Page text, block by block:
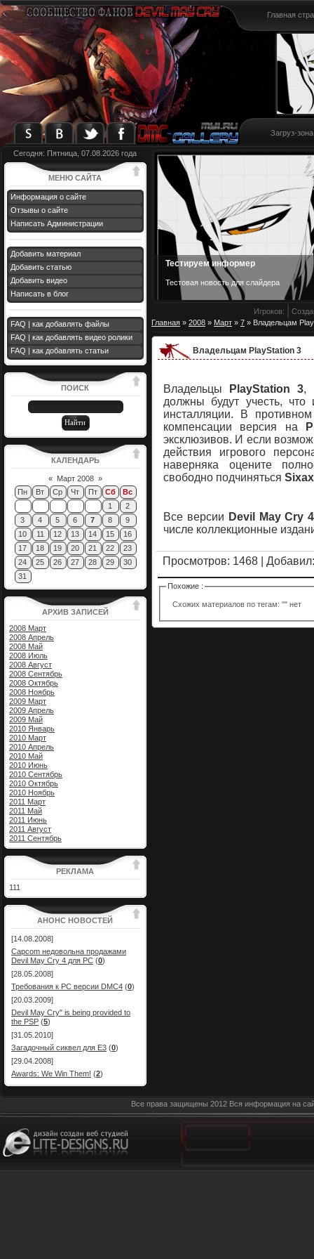
Главная
Загруз-зона
Тестируем информер
Тестовая новость для слайдера
Игроков:
Главная » 2008 » Март » 7 » Владельцам
Владельцам PlayStation 3
Владельцы PlayStation 3,
должны будут учесть, что
инсталляции. В
компенсации версия на
эксклюзивов. И если
действия игрового
наверняка оцените
свободно подчиняться
Все версии Devil May Cry 4
числе коллекционные
Просмотров: 1468 | Добавил
Похожие :
Схожих материалов по тегам: "" нет
Сегодня: Пятница, 07.08.2026 года
МЕНЮ САЙТА
Информация о сайте
Отзывы о сайте
Написать Администрации
Добавить материал
Добавить статью
Добавить видео
Написать в блог
FAQ | как добавлять файлы
FAQ | как добавлять видео ролики
FAQ | как добавлять статьи
ПОИСК
КАЛЕНДАРЬ
« Март 2008 »
Пн
Вт Ср Чт Пт Сб
Вс
1
2
3
4 5 6 7 8
9
10
11 12 13 14 15
16
17
18 19 20 21 22
23
24
25 26 27 28 29
30
31
АРХИВ ЗАПИСЕЙ
2008 Март
2008 Апрель
2008 Май
2008 Июль
2008 Август
2008 Сентябрь
2008 Октябрь
2008 Ноябрь
2009 Март
2009 Апрель
2009 Май
2010 Январь
2010 Март
2010 Апрель
2010 Май
2010 Июнь
2010 Сентябрь
2010 Октябрь
2010 Ноябрь
2011 Март
2011 Май
2011 Июнь
2011 Август
2011 Сентябрь
РЕКЛАМА
111
АНОНС НОВОСТЕЙ
[14.08.2008]
Capcom недовольна продажами
Devil May Cry 4 для PC (0)
[28.05.2008]
Требования к PC версии DMC4 (0)
[20.03.2009]
Devil May Cry" is being provided to
the PSP (5)
[31.05.2010]
Загадочный сиквел для E3 (0)
[29.04.2008]
Awards: We Win Them! (2)
Все права защищены 2012 Вся информация на